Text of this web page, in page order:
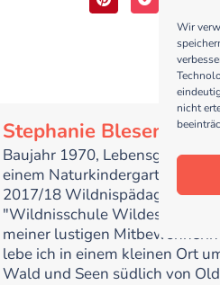
Wir
nicht
Stephanie Blesene
Baujahr 1970,
einem Naturkindergarten und
2017/18
"Wildnisschule
meiner lustigen Mitbewohnerin
lebe ich in einem kleinen Ort
Wald und Seen südlich von